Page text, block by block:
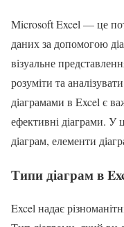
Microsoft Excel — це
даних за допомогою
візуальне
розуміти та
діаграмами в Excel є
ефективні діаграми. У
діаграм, елементи
Типи діаграм в
Excel надає